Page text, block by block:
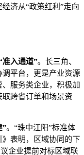
济从“政策红利”走向
准入通道”。长三角、
平台，更是产业资源
服务类企业，积极加
跨省订单和场景资
”。“珠中江阳”标准体
表明，区域协同的下
企业提前对标区域联